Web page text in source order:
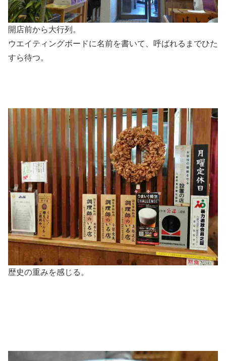
開店前から大行列。
ウエイティングボードに名前を書いて、呼ばれるまでひた
すら待つ。
歴史の重みを感じる。